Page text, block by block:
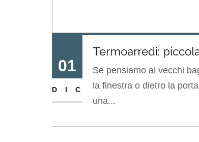
01
DIC
Termoarredi:
Se pensiamo ai vecchi
la finestra o dietro la
una...